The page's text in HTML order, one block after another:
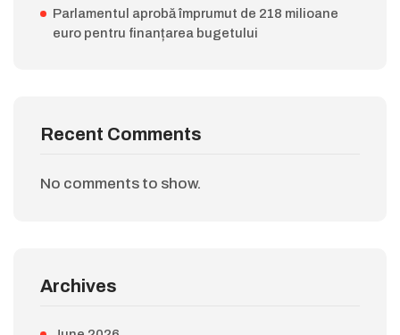
Parlamentul aprobă împrumut de 218 milioane
euro pentru finanțarea bugetului
Recent Comments
No comments to show.
Archives